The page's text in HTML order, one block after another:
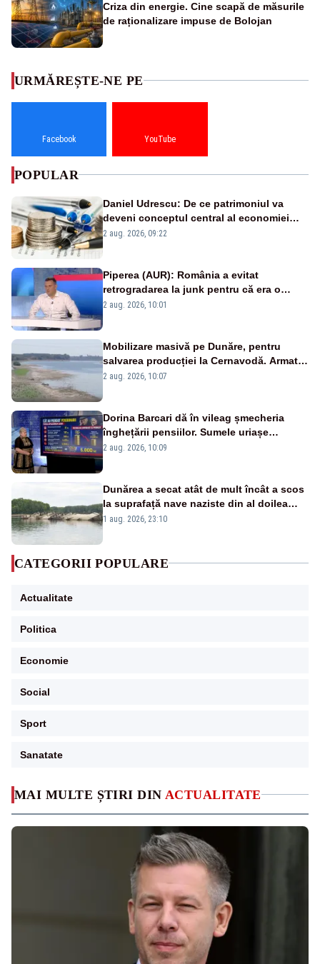
Criza din energie. Cine scapă de măsurile
de raționalizare impuse de Bolojan
MAI MULTE ȘTIRI DIN ACTUALITATE
URMĂREȘTE-NE PE
Facebook YouTube
POPULAR
Daniel Udrescu: De ce patrimoniul va
deveni conceptul central al economiei
viitoare?
2 aug. 2026, 09:22
Piperea (AUR): România a evitat
retrogradarea la junk pentru că era o
catastrofă pentru bănci și fondurile de
2 aug. 2026, 10:01
Mobilizare masivă pe Dunăre, pentru
salvarea producției la Cernavodă. Armata
va detona o stâncă și va devia apa
2 aug. 2026, 10:07
Dorina Barcari dă în vileag șmecheria
înghețării pensiilor. Sumele uriașe
pierdute de fiecare român
2 aug. 2026, 10:09
Dunărea a secat atât de mult încât a scos
la suprafață nave naziste din al doilea
război mondial
1 aug. 2026, 23:10
CATEGORII POPULARE
Actualitate
Politica
Economie
Social
Sport
Sanatate